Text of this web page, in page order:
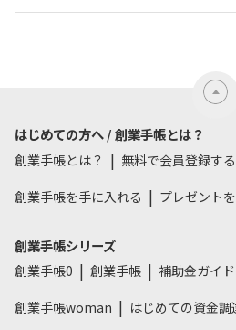
はじめての方へ / 創業手帳とは？
創業手帳とは？
無料で会員登録する
創業手帳を手に入れる
プレゼント
創業手帳シリーズ
創業手帳0 創業手帳 補助金ガイド
創業手帳woman
はじめての資金調